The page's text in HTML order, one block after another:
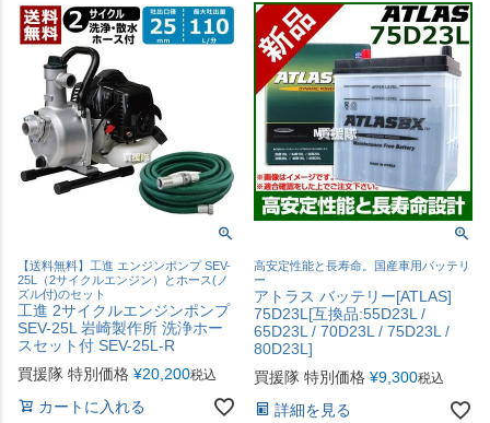
【送料無料】工進 エンジンポンプ SEV-
25L（2サイクルエンジン）とホース(ノ
ズル付)のセット
工進 2サイクルエンジンポンプ
SEV-25L 岩崎製作所 洗浄ホー
スセット付 SEV-25L-R
買援隊 特別価格 ¥20,200税込
カートに入れる
高安定性能と長寿命。国産車用バッテリ
ー
アトラス バッテリー[ATLAS]
75D23L[互換品:55D23L /
65D23L / 70D23L / 75D23L /
80D23L]
買援隊 特別価格 ¥9,300税込
詳細を見る